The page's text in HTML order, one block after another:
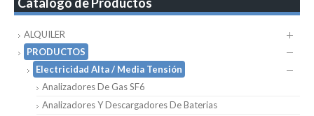
ALQUILER
PRODUCTOS
Electricidad Alta / Media Tensión
Analizadores De Gas SF6
Analizadores Y Descargadores De Baterias